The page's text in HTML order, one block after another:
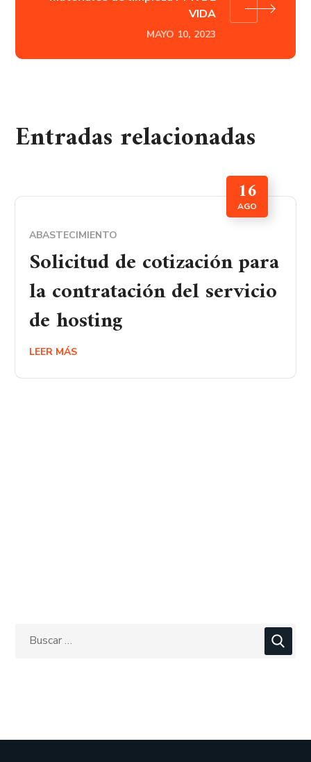
VIDA
MAYO 10, 2023
Entradas relacionadas
16
AGO
ABASTECIMIENTO
Solicitud de cotización para
la contratación del servicio
de hosting
LEER MÁS